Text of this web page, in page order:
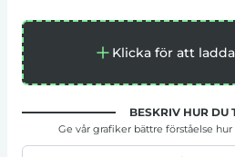
Klicka för att
BESKRIV HUR DU
Ge vår grafiker bättre förståelse